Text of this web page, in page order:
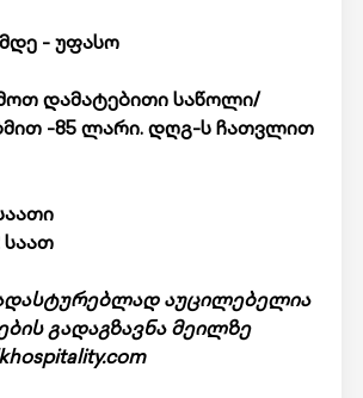
- უფასო
დამატებითი საწოლი/
-85 ლარი. დღგ-ს ჩათვლით
საათ
აუცილებელია
გადაგზავნა მეილზე